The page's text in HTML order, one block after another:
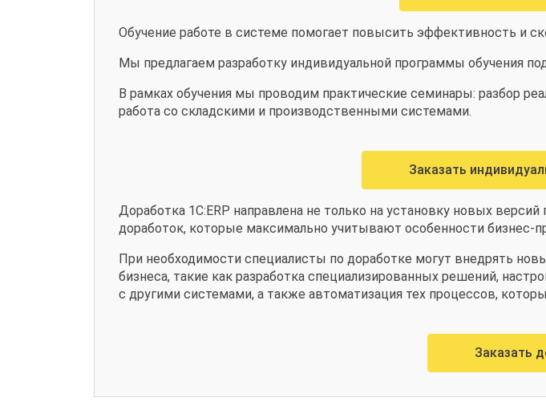
Обучение работе в системе помогает повысить эффективность и
Мы предлагаем разработку индивидуальной программы обучения
В рамках обучения мы проводим практические семинары: разбор
работа со складскими и производственными системами.
Заказать
Доработка 1С:ERP направлена не только на установку новых
доработок, которые максимально учитывают особенности бизнес-
При необходимости специалисты по доработке могут внедрять
бизнеса, такие как разработка специализированных решений,
с другими системами, а также автоматизация тех процессов,
Заказать